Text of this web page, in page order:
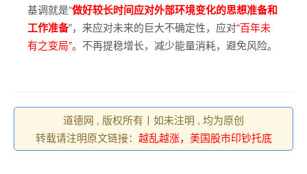
基调就是“做好较长时间应对外部环境变化的思想准备和
工作准备”，来应对未来的巨大不确定性，应对“百年未
有之变局”。 不再提稳增长，减少能量消耗，避免风险。
道德网 , 版权所有丨如未注明 , 均为原创
转载请注明原文链接： 越乱越涨，美国股市印钞托底